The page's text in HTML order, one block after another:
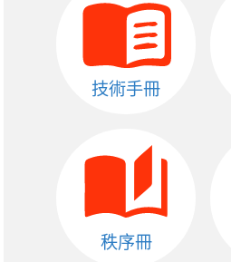
技術手冊
秩序冊